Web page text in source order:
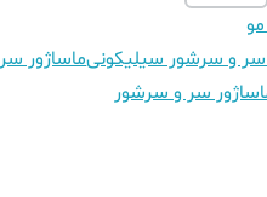
سر و سرشور سیلیکونیماساژور سر
سر و سرشور